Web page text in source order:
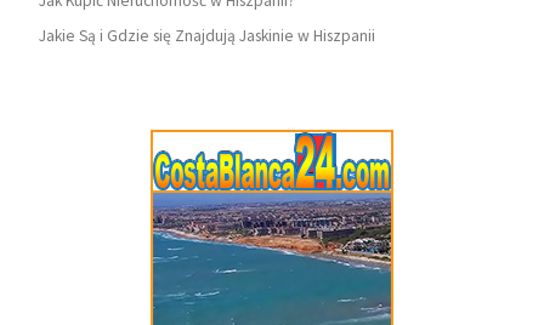
Jakie Są i Gdzie się Znajdują Jaskinie w Hiszpanii